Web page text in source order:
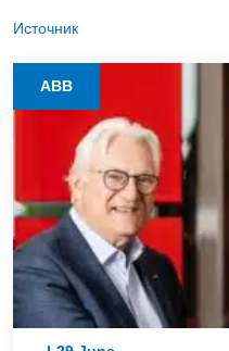
Источник
ABB